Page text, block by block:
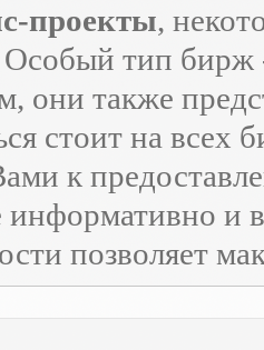
проекты,
Особый тип бирж
они также
стоит на
к
и
позволяет